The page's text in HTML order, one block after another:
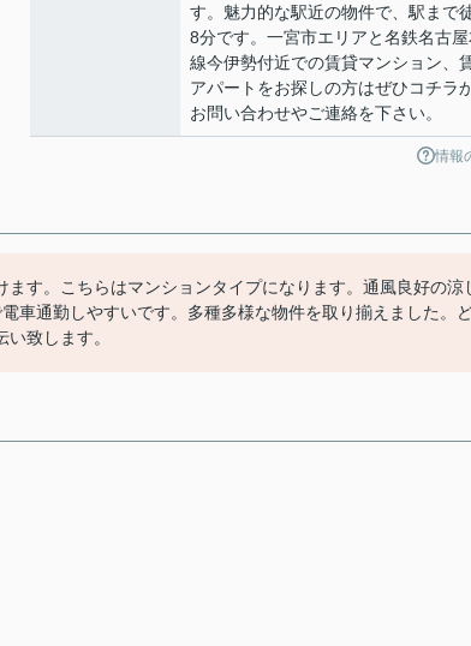
す。魅力的な駅近の物件で、駅まで
8分です。一宮市エリアと名鉄名古
線今伊勢付近での賃貸マンション、
アパートをお探しの方はぜひコチラ
お問い合わせやご連絡を下さい。
情報
す。こちらはマンションタイプになります。通風良好の涼
車通勤しやすいです。多種多様な物件を取り揃えました。
致します。